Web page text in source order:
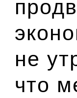
не
что